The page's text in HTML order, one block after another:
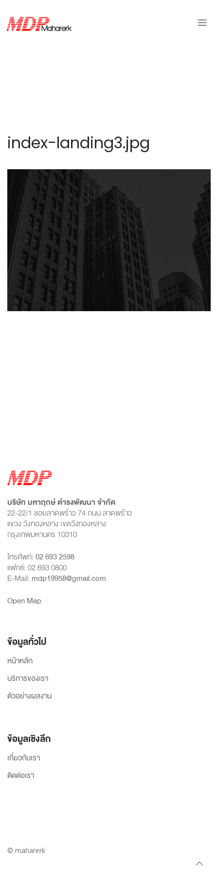
index-landing3.jpg
บริษัท มหาฤกษ์ ดำรงพัฒนา จำกัด
22-22/1 ซอยลาดพร้าว 74 ถนน ลาดพร้าว
แขวง วังทองหลาง เขตวังทองหลาง
กรุงเทพมหานคร 10310
โทรศัพท์:02 693 2598
แฟกซ์: 02 693 0800
E-Mail: mdp19958@gmail.com
Open Map
ข้อมูลทั่วไป
หน้าหลัก
บริการของเรา
ตัวอย่างผลงาน
ข้อมูลเชิงลึก
เกี่ยวกับเรา
ติดต่อเรา
© maharerk